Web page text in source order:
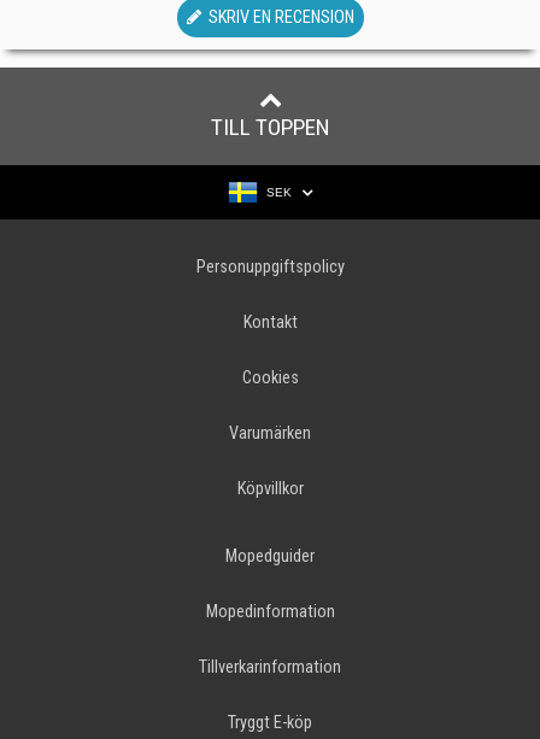
SKRIV EN RECENSION
TILL TOPPEN
SEK
Personuppgiftspolicy
Kontakt
Cookies
Varumärken
Köpvillkor
Mopedguider
Mopedinformation
Tillverkarinformation
Tryggt E-köp